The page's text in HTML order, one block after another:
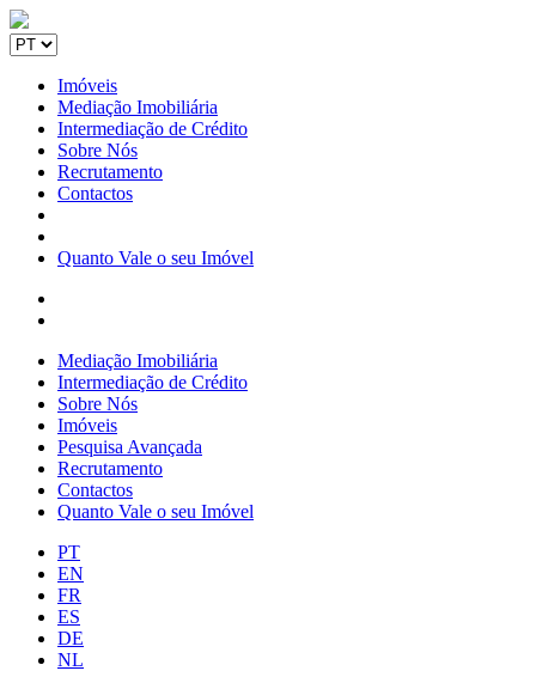
Imóveis
Mediação Imobiliária
Intermediação de Crédito
Sobre Nós
Recrutamento
Contactos
Quanto Vale o seu Imóvel
Mediação Imobiliária
Intermediação de Crédito
Sobre Nós
Imóveis
Pesquisa Avançada
Recrutamento
Contactos
Quanto Vale o seu Imóvel
PT
EN
FR
ES
DE
NL